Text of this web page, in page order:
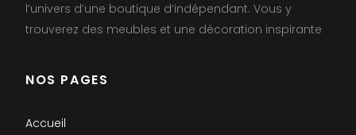
l’univers d’une boutique d’indépendant. Vous y
trouverez des meubles et une décoration inspirante
NOS PAGES
Accueil